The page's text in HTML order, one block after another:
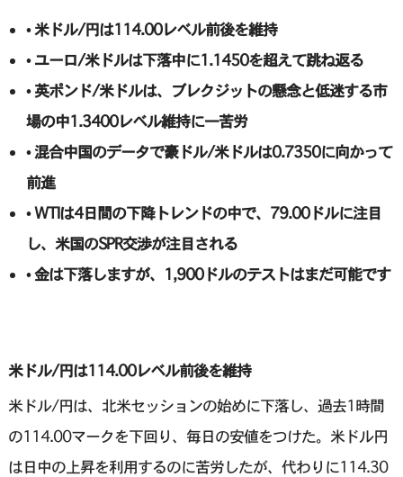
• 米ドル/円は114.00レベル前後を維持
• ユーロ/米ドルは下落中に1.1450を超えて跳ね返る
• 英ポンド/米ドルは、ブレクジットの懸念と低迷する市
場の中1.3400レベル維持に一苦労
• 混合中国のデータで豪ドル/米ドルは0.7350に向かって
前進
• WTIは4日間の下降トレンドの中で、79.00ドルに注目
し、米国のSPR交渉が注目される
• 金は下落しますが、1,900ドルのテストはまだ可能です
米ドル/円は114.00レベル前後を維持
米ドル/円は、北米セッションの始めに下落し、過去1時間
の114.00マークを下回り、毎日の安値をつけた。米ドル円
は日中の上昇を利用するのに苦労したが、代わりに114.30